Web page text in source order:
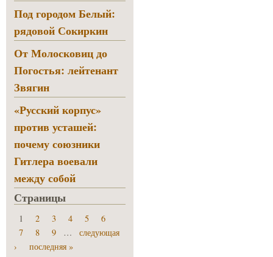
Под городом Белый:
рядовой Сокиркин
От Молосковиц до
Погостья: лейтенант
Звягин
«Русский корпус»
против усташей:
почему союзники
Гитлера воевали
между собой
Страницы
1 2 3 4 5
6
7
8 9 …
следующая
›
последняя »